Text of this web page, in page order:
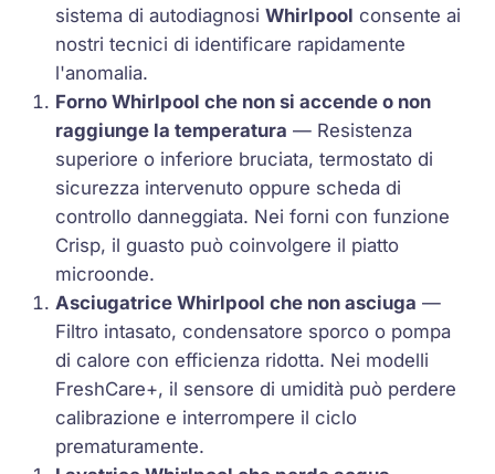
sistema di autodiagnosiWhirlpool consente ai
nostri tecnici di identificare rapidamente
l'anomalia.
Forno Whirlpool che non si accende o non
raggiunge la temperatura — Resistenza
superiore o inferiore bruciata, termostato di
sicurezza intervenuto oppure scheda di
controllo danneggiata. Nei forni con funzione
Crisp, il guasto può coinvolgere il piatto
microonde.
Asciugatrice Whirlpool che non asciuga —
Filtro intasato, condensatore sporco o pompa
di calore con efficienza ridotta. Nei modelli
FreshCare+, il sensore di umidità può perdere
calibrazione e interrompere il ciclo
prematuramente.